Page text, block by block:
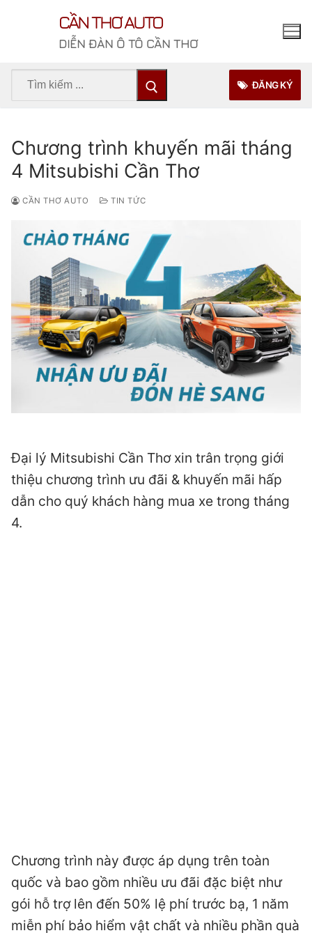
CẦN THƠ AUTO
DIỄN ĐÀN Ô TÔ CẦN THƠ
Tìm
ĐĂNG KÝ
Chương trình khuyến mãi tháng
4 Mitsubishi Cần Thơ
CẦN THƠ AUTO TIN TỨC
Đại lý Mitsubishi Cần Thơ xin trân trọng giới
thiệu chương trình ưu đãi & khuyến mãi hấp
dẫn cho quý khách hàng mua xe trong tháng
4.
Chương trình này được áp dụng trên toàn
quốc và bao gồm nhiều ưu đãi đặc biệt như
gói hỗ trợ lên đến 50% lệ phí trước bạ, 1 năm
miễn phí bảo hiểm vật chất và nhiều phần quà